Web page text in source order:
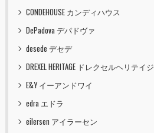
CONDEHOUSE カンディハウス
DePadova デパドヴァ
desede デセデ
DREXEL HERITAGE ドレクセルヘリテイジ
E&Y イーアンドワイ
edra エドラ
eilersen アイラーセン